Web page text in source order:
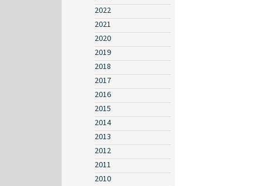
2022
2021
2020
2019
2018
2017
2016
2015
2014
2013
2012
2011
2010